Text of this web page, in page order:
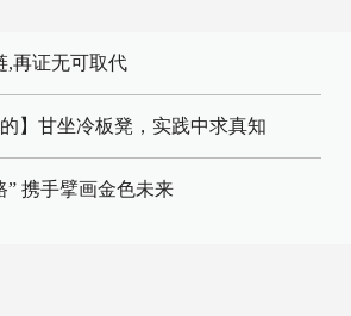
,再证无可取代
】甘坐冷板凳，实践中求真知
” 携手擘画金色未来